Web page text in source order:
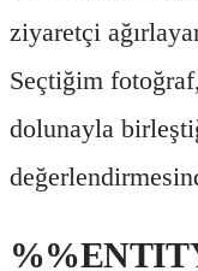
ziyaretçi
Seçtiğim
dolunayla